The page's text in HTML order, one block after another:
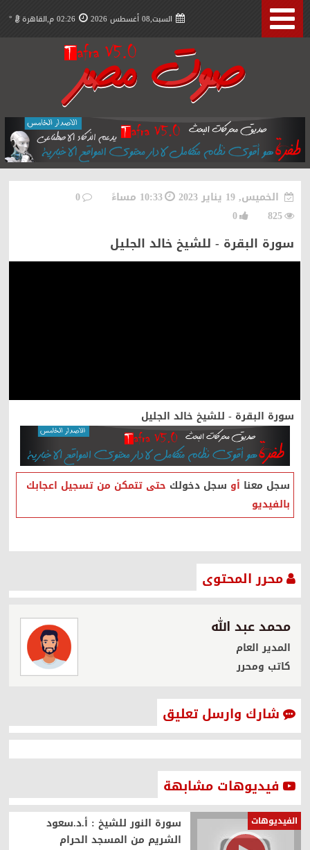
السبت,08 أغسطس 2026 02:26 م,القاهرة °
الخميس, 19 يناير 2023 10:33 مساءً
0
825
0
سورة البقرة - للشيخ خالد الجليل
سورة البقرة - للشيخ خالد الجليل
سجل معنا أو سجل دخولك حتى تتمكن من تسجيل اعجابك
بالفيديو
محرر المحتوى
محمد عبد الله
المدير العام
كاتب ومحرر
شارك وارسل تعليق
فيديوهات مشابهة
الفيديوهات
سورة النور للشيخ : أ.د.سعود
الشريم من المسجد الحرام